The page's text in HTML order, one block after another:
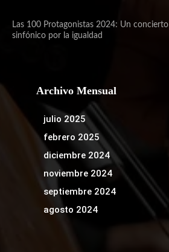
Las 100 Protagonistas 2024: Un concierto
sinfónico por la igualdad
Archivo Mensual
julio 2025
febrero 2025
diciembre 2024
noviembre 2024
septiembre 2024
agosto 2024